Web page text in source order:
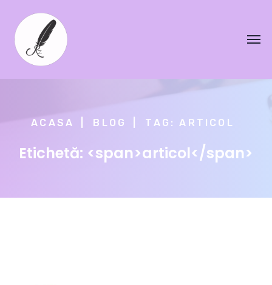
ACASA BLOG TAG: ARTICOL
Etichetă: <span>articol</span>